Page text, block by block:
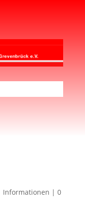
Informationen | 0